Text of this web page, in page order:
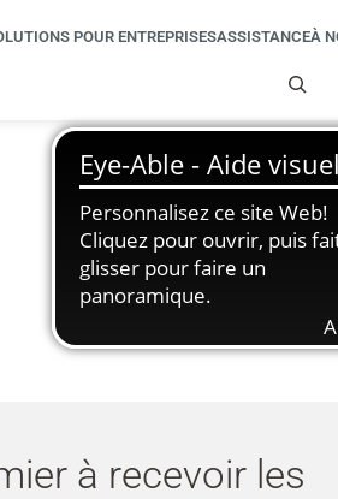
POUR ENTREPRISESASSISTANCEÀ
à recevoir les